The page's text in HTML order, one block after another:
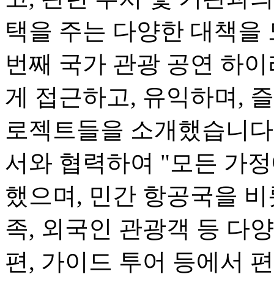
택을 주는 다양한 대책을
번째 국가 관광 공연 하
게 접근하고, 유익하며,
로젝트들을 소개했습니
서와 협력하여 "모든 가
했으며, 민간 항공국을
족, 외국인 관광객 등 다
편, 가이드 투어 등에서